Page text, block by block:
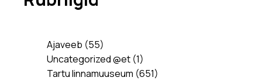
Ajaveeb (55)
Uncategorized @et (1)
Tartu linnamuuseum (651)